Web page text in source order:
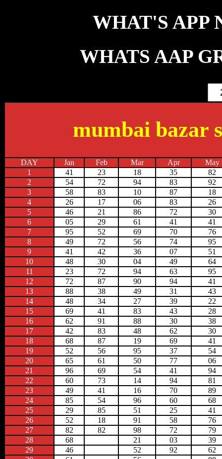
WHAT'S APP
WHATS AAP
mumbai bazar
DAY Jan Feb Mar Apr
May
1
41 23 18 35
82
2
54 72 94 83
92
3
58 83 10 87
18
4
26 17 06 83
26
5
46 21 86 72
30
6
05 29 61 41
41
7
95 52 69 70
76
8
49 72 56 74
95
9
41 42 36 07
51
10
48 30 04 49
64
11
23 72 94 63
95
12
72 87 90 94
41
13
88 38 49 31
43
14
48 34 27 39
22
15
69 41 83 43
28
16
62 91 88 30
38
17
42 83 48 62
30
18
68 87 19 69
41
19
52 56 95 37
54
20
65 61 50 77
06
21
96 69 54 41
94
22
60 73 14 94
81
23
49 41 16 70
89
24
85 54 96 60
68
25
29 85 51 25
41
26
52 18 91 58
76
27
82 82 98 72
79
28
68 21 03
39
29
46 52 92
62